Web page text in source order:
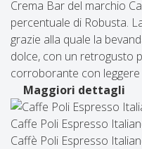
Crema Bar del marchio
percentuale di Robusta.
grazie alla quale la
dolce, con un retrogusto
corroborante con
Maggiori dettagli
Caffe Poli Espresso
Caffè Poli Espresso